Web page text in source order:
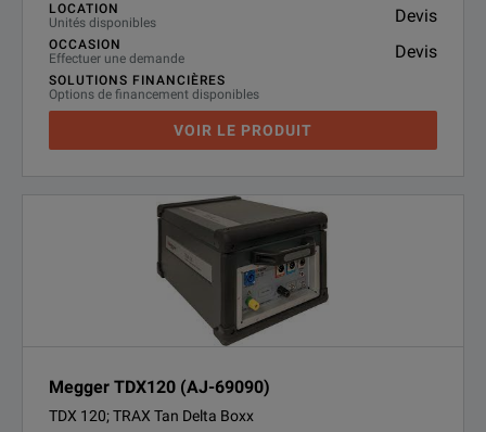
LOCATION
Unités disponibles
Devis
OCCASION
Effectuer une demande
Devis
SOLUTIONS FINANCIÈRES
Options de financement disponibles
VOIR LE PRODUIT
Megger TDX120 (AJ-69090)
TDX 120; TRAX Tan Delta Boxx